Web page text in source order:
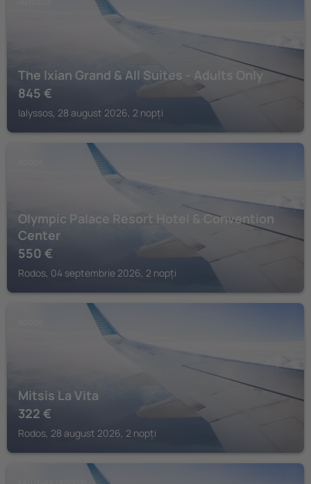
The Ixian Grand & All Suites - Adults Only
845 €
Ialyssos, 28 august 2026, 2 nopți
Olympic Palace Resort Hotel & Convention
Center
550 €
Rodos, 04 septembrie 2026, 2 nopți
Mitsis La Vita
322 €
Rodos, 28 august 2026, 2 nopți